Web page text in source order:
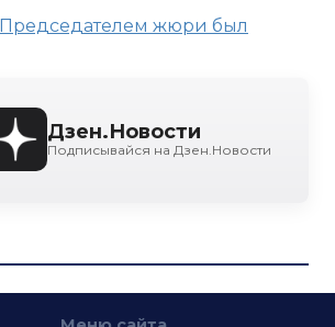
Председателем жюри был
Дзен.Новости
Подписывайся на Дзен.Новости